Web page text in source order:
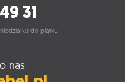
31
do piątku
nas